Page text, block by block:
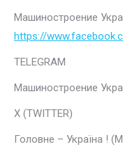
Машиностроение
https://
TELEGRAM
Машиностроение
Х (TWITTER)
Головне – Україна !